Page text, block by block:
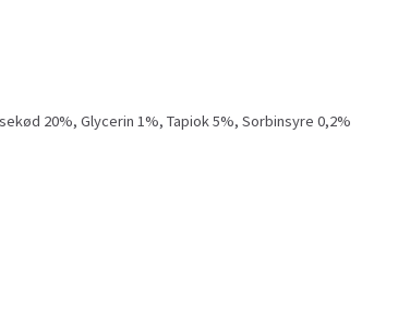
20%, Glycerin 1%, Tapiok 5%, Sorbinsyre 0,2%